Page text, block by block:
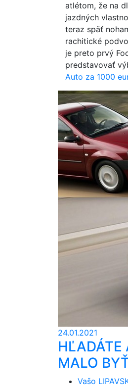
atlétom, že na
jazdných
teraz späť
rachitické
je preto prvý
predstavovať
Auto za 1000
24.01.2021
HĽADÁTE
MALO
Vašo